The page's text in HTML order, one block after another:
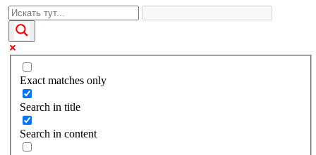
Exact matches only
Search in title
Search in content